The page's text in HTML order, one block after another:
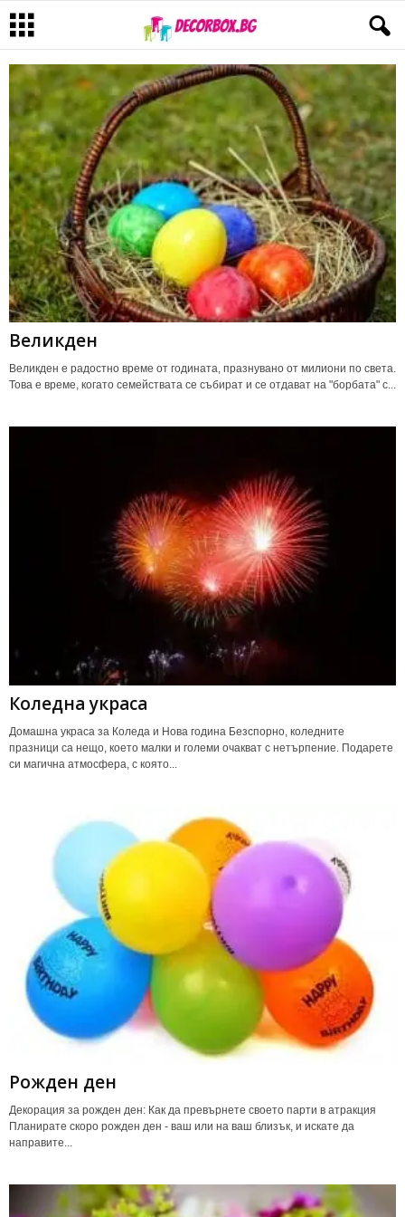
Великден
Великден е радостно време от годината, празнувано от милиони по света.
Това е време, когато семействата се събират и се отдават на "борбата" с...
Коледна украса
Домашна украса за Коледа и Нова година Безспорно, коледните
празници са нещо, което малки и големи очакват с нетърпение. Подарете
си магична атмосфера, с която...
Рожден ден
Декорация за рожден ден: Как да превърнете своето парти в атракция
Планирате скоро рожден ден - ваш или на ваш близък, и искате да
направите...